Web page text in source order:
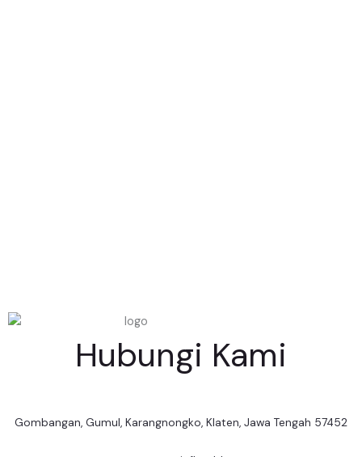
Hubungi Kami
Gombangan, Gumul, Karangnongko, Klaten, Jawa Tengah 57452